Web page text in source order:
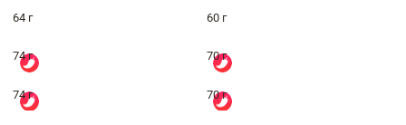
64 г 60 г
74 г 70 г
74 г 70 г